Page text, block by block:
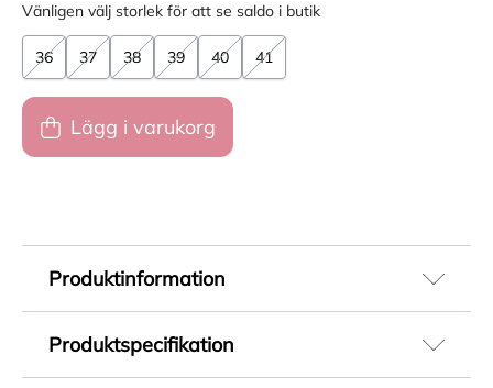
Vänligen välj storlek för att se saldo i butik
36 37 38 39 40 41
Lägg i varukorg
Produktinformation
Tommy Hilfiger. Perfekt sko för vardagsbruk.
Produktspecifikation